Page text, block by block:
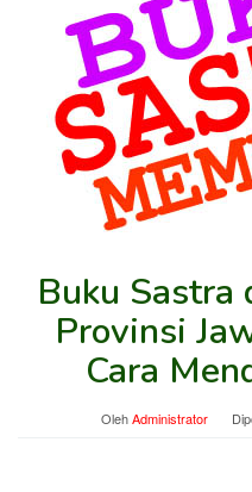
Buku Sastra
Provinsi
Cara
OlehAdministrator